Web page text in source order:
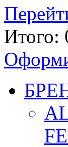
Итого: